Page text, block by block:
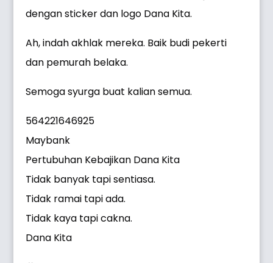
dengan sticker dan logo Dana Kita.
Ah, indah akhlak mereka. Baik budi pekerti
dan pemurah belaka.
Semoga syurga buat kalian semua.
564221646925
Maybank
Pertubuhan Kebajikan Dana Kita
Tidak banyak tapi sentiasa.
Tidak ramai tapi ada.
Tidak kaya tapi cakna.
Dana Kita